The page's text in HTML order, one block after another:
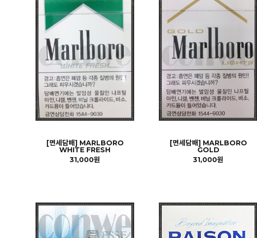
[면세담배] MARLBORO
WHITE FRESH
31,000원
[면세담배] MARLBORO
GOLD
31,000원